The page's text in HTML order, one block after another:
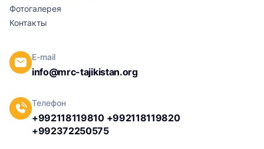
Фотогалерея
Контакты
E-mail
info@mrc-tajikistan.org
Телефон
+992118119810 +992118119820
+992372250575